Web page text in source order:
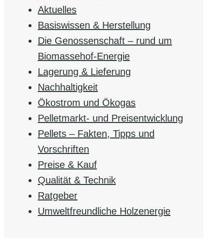
Aktuelles
Basiswissen & Herstellung
Die Genossenschaft – rund um
Biomassehof-Energie
Lagerung & Lieferung
Nachhaltigkeit
Ökostrom und Ökogas
Pelletmarkt- und Preisentwicklung
Pellets – Fakten, Tipps und
Vorschriften
Preise & Kauf
Qualität & Technik
Ratgeber
Umweltfreundliche Holzenergie